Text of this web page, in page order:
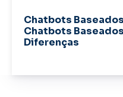
Chatbots
Chatbots
Diferenças